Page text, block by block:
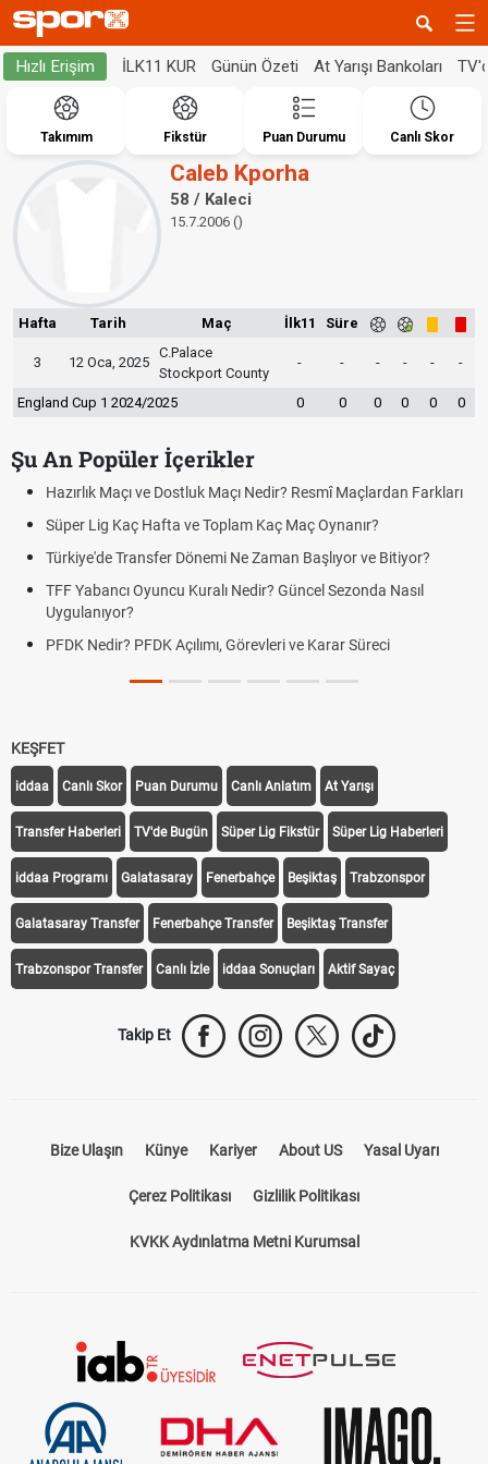
Hızlı Erişim İLK11 KUR Günün Özeti At Yarışı Bankoları
Takımım Fikstür Puan Durumu Canlı Skor
Caleb Kporha
58 / Kaleci
15.7.2006 ()
Hafta Tarih Maç İlk11 Süre
3 12 Oca, 2025
C.Palace
Stockport County
- - - - - -
England Cup 1 2024/2025 0 0 0 0 0 0
Şu An Popüler İçerikler
Hazırlık Maçı ve Dostluk Maçı Nedir? Resmî Maçlardan Farkları
Süper Lig Kaç Hafta ve Toplam Kaç Maç Oynanır?
Türkiye'de Transfer Dönemi Ne Zaman Başlıyor ve Bitiyor?
TFF Yabancı Oyuncu Kuralı Nedir? Güncel Sezonda Nasıl
Uygulanıyor?
PFDK Nedir? PFDK Açılımı, Görevleri ve Karar Süreci
KEŞFET
iddaa Canlı Skor Puan Durumu Canlı Anlatım At Yarışı
Transfer Haberleri TV'de Bugün Süper Lig Fikstür Süper Lig Haberleri
iddaa Programı Galatasaray Fenerbahçe Beşiktaş Trabzonspor
Galatasaray Transfer Fenerbahçe Transfer Beşiktaş Transfer
Trabzonspor Transfer Canlı İzle iddaa Sonuçları Aktif Sayaç
Takip Et
Bize Ulaşın Künye Kariyer About US Yasal Uyarı
Çerez Politikası Gizlilik Politikası
KVKK Aydınlatma Metni Kurumsal